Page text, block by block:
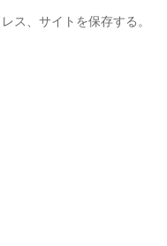
ス、サイトを保存する。